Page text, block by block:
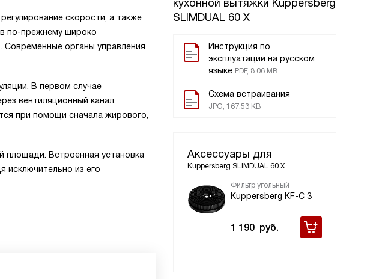
кухонной вытяжки Kuppersberg
SLIMDUAL 60 X
Инструкция по
эксплуатации на русском
языке PDF, 8.06 MB
Схема встраивания
JPG, 167.53 KB
Аксессуары для
Kuppersberg SLIMDUAL 60 X
Фильтр угольный
Kuppersberg KF-C 3
1 190 руб.
скорости, а также
по-прежнему широко
Современные органы управления
В первом случае
вентиляционный канал.
при помощи сначала жирового,
площади. Встроенная установка
исключительно из его